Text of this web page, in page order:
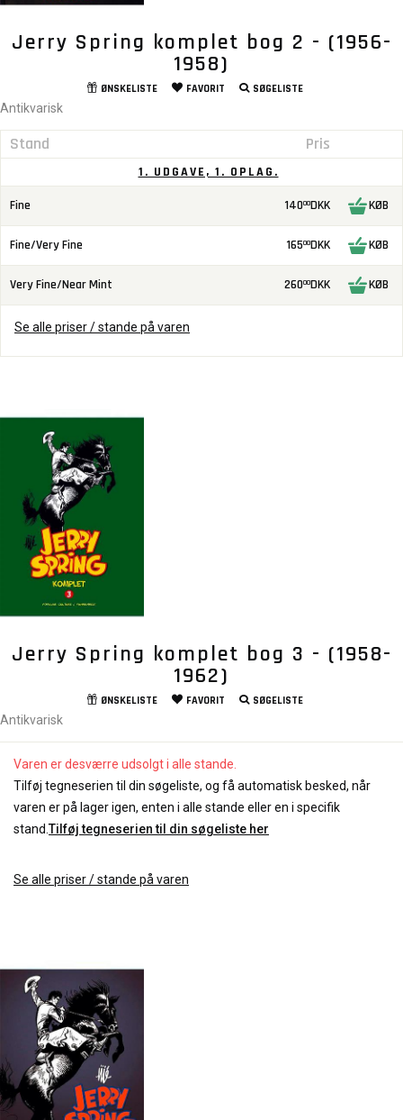
Jerry Spring komplet bog 2 - (1956-
1958)
ØNSKELISTE FAVORIT SØGELISTE
Antikvarisk
Stand Pris
1. UDGAVE, 1. OPLAG.
Fine 14000DKK KØB
Fine/Very Fine 16500DKK KØB
Very Fine/Near Mint 26000DKK KØB
Se alle priser / stande på varen
Jerry Spring komplet bog 3 - (1958-
1962)
ØNSKELISTE FAVORIT SØGELISTE
Antikvarisk
Varen er desværre udsolgt i alle stande.
Tilføj tegneserien til din søgeliste, og få automatisk besked, når
varen er på lager igen, enten i alle stande eller en i specifik
stand. Tilføj tegneserien til din søgeliste her
Se alle priser / stande på varen